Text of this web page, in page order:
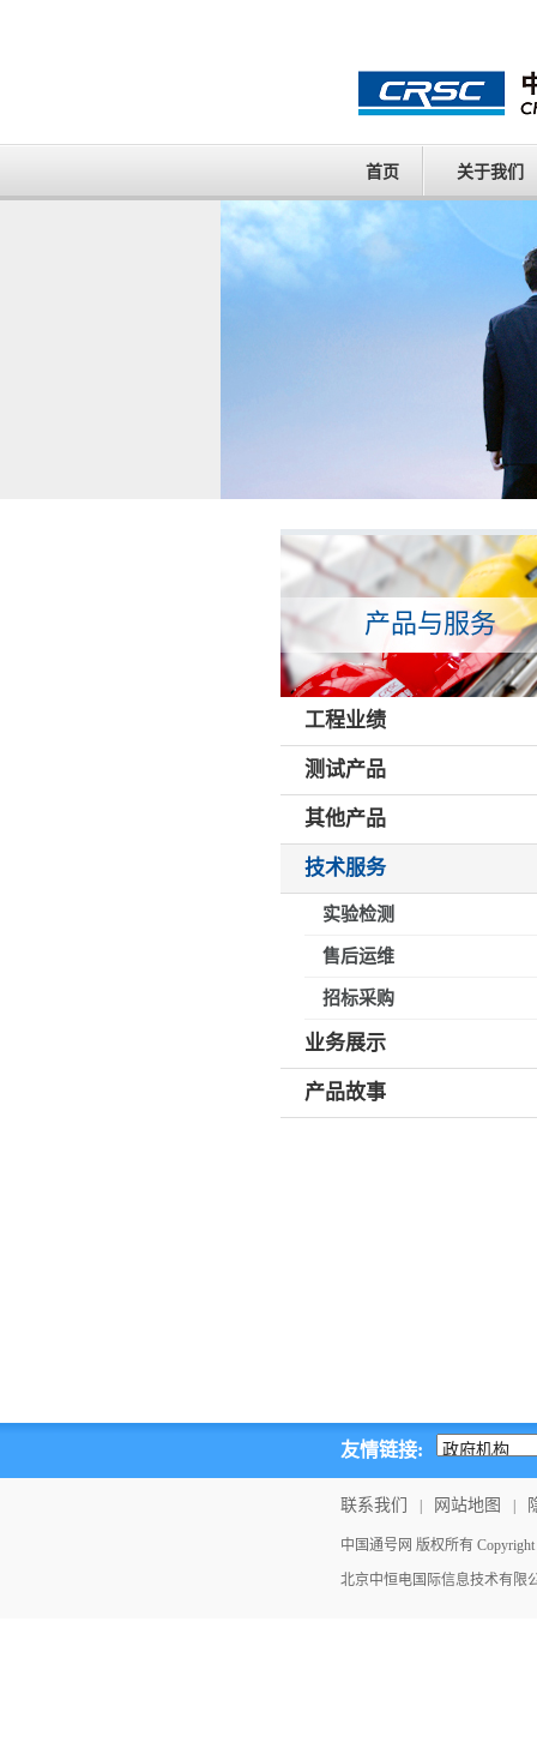
首页 关于我们
产品与服务
工程业绩
测试产品
其他产品
技术服务
实验检测
售后运维
招标采购
业务展示
产品故事
友情链接:
联系我们 网站地图
中国通号网 版权所有
北京中恒电国际信息技术有限